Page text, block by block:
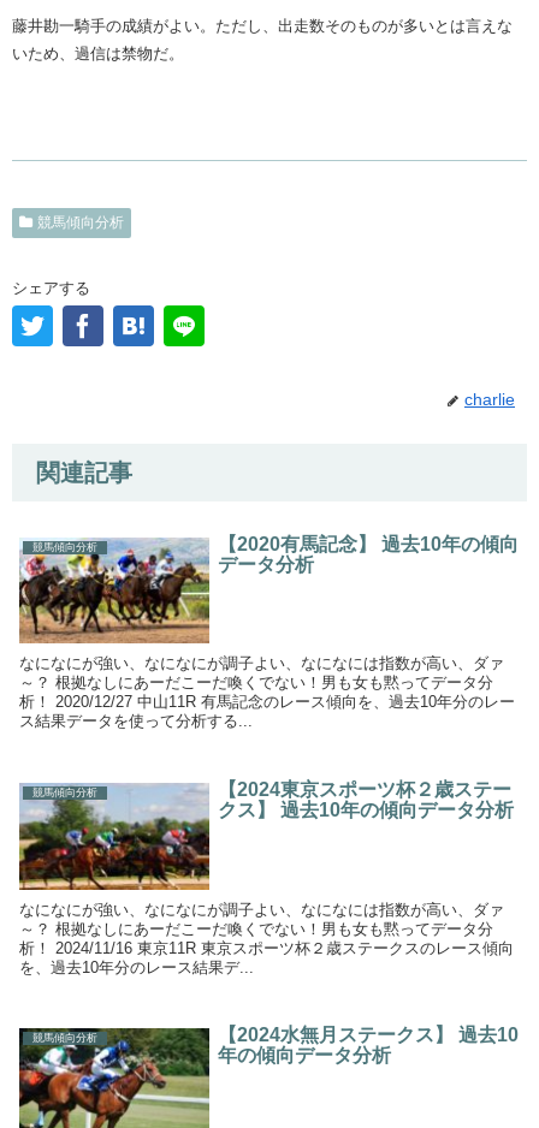
藤井勘一騎手の成績がよい。ただし、出走数そのものが多いとは言えな
いため、過信は禁物だ。
競馬傾向分析
シェアする
charlie
関連記事
競馬傾向分析
【2020有馬記念】 過去10年の傾向
データ分析
なになにが強い、なになにが調子よい、なになには指数が高い、ダァ
～？ 根拠なしにあーだこーだ喚くでない！男も女も黙ってデータ分
析！ 2020/12/27 中山11R 有馬記念のレース傾向を、過去10年分のレー
ス結果データを使って分析する...
競馬傾向分析
【2024東京スポーツ杯２歳ステー
クス】 過去10年の傾向データ分析
なになにが強い、なになにが調子よい、なになには指数が高い、ダァ
～？ 根拠なしにあーだこーだ喚くでない！男も女も黙ってデータ分
析！ 2024/11/16 東京11R 東京スポーツ杯２歳ステークスのレース傾向
を、過去10年分のレース結果デ...
競馬傾向分析
【2024水無月ステークス】 過去10
年の傾向データ分析